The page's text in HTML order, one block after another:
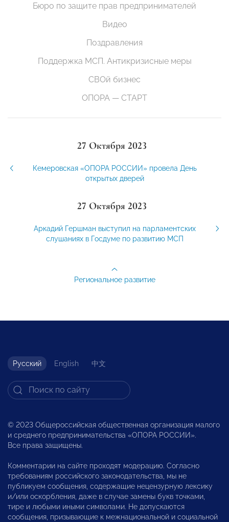
Бюро по защите прав предпринимателей
Видео
Поздравления
Поддержка МСП. Антикризисные меры
СВОй бизнес
ОПОРА — СТАРТ
27 Октября 2023
Кемеровская «ОПОРА РОССИИ» провела День
открытых дверей
27 Октября 2023
Аркадий Гершман выступил на парламентских
слушаниях в Госдуме по развитию МСП
Региональное развитие
Русский English 中文
© 2023 Общероссийская общественная организация малого
и среднего предпринимательства «ОПОРА РОССИИ».
Все права защищены.
Комментарии на сайте проходят модерацию. Согласно
требованиям российского законодательства, мы не
публикуем сообщения, содержащие нецензурную лексику
и/или оскорбления, даже в случае замены букв точками,
тире и любыми иными символами. Не допускаются
сообщения, призывающие к межнациональной и социальной